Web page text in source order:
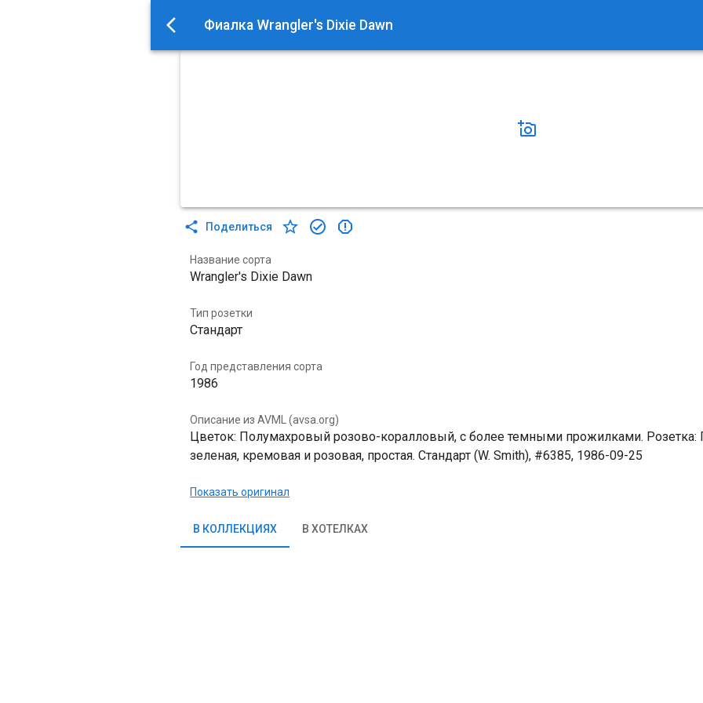
Фиалка Wrangler's Dixie Dawn
Поделиться
Название сорта
Wrangler's Dixie Dawn
Тип розетки
Стандарт
Год представления сорта
1986
Описание из AVML (avsa.org)
Цветок: Полумахровый розово-коралловый, с более темными прожилками. Розетка:
зеленая, кремовая и розовая, простая. Стандарт (W. Smith), #6385, 1986-09-25
Показать оригинал
В КОЛЛЕКЦИЯХ В ХОТЕЛКАХ